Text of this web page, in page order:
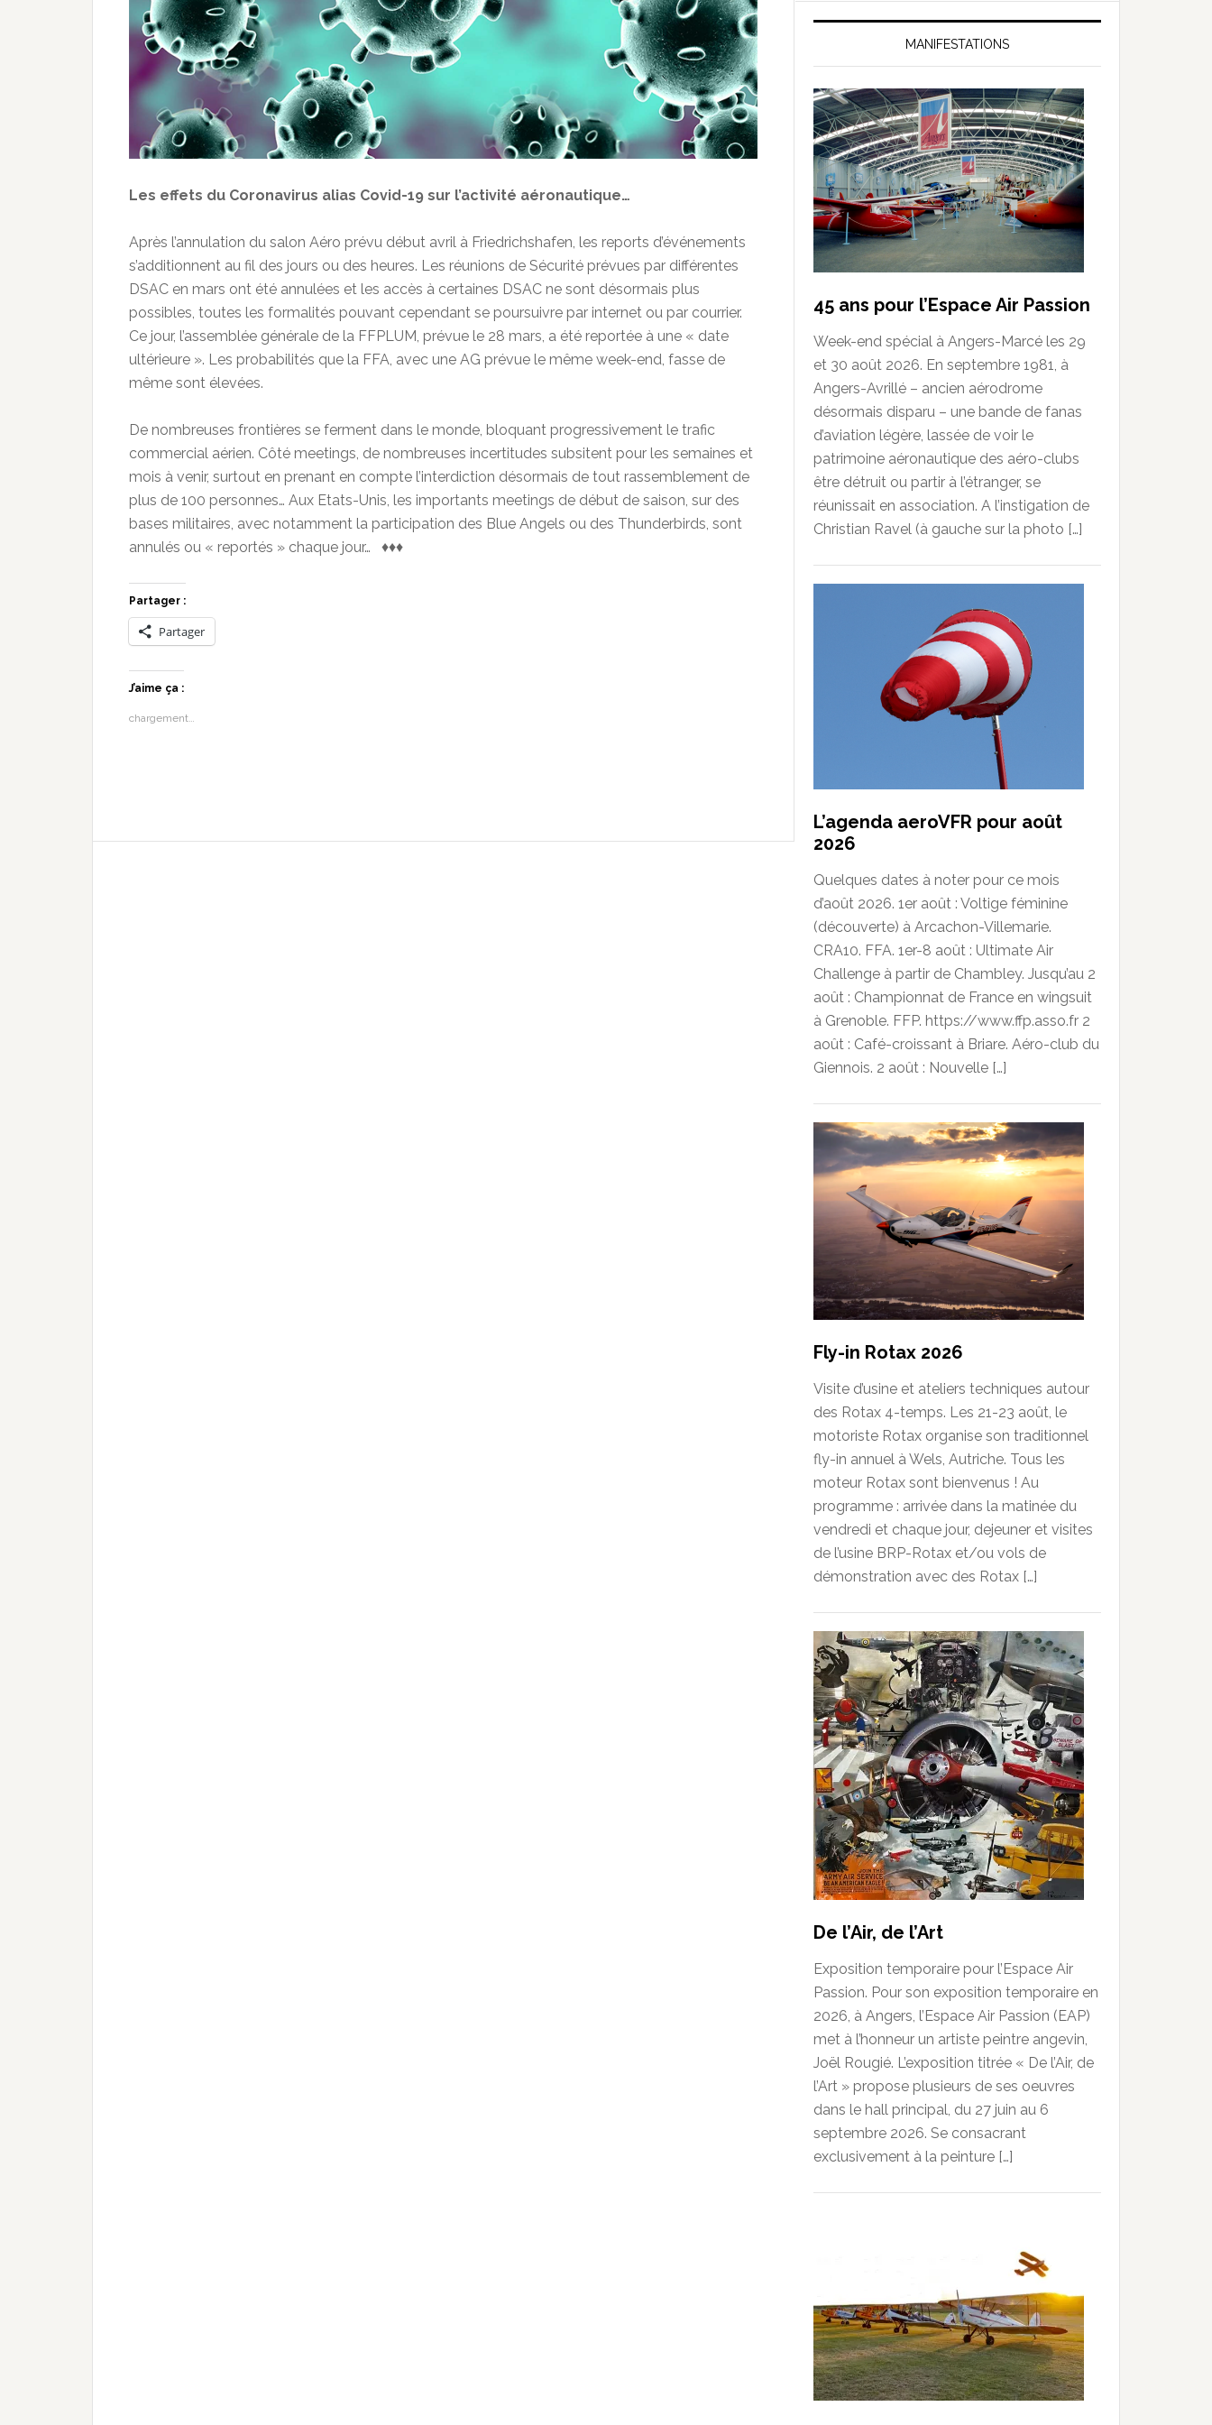
Les effets du Coronavirus alias Covid-19 sur l’activité aéronautique…
Après l’annulation du salon Aéro prévu début avril à Friedrichshafen, les reports d’événements
s’additionnent au fil des jours ou des heures. Les réunions de Sécurité prévues par différentes
DSAC en mars ont été annulées et les accès à certaines DSAC ne sont désormais plus
possibles, toutes les formalités pouvant cependant se poursuivre par internet ou par courrier.
Ce jour, l’assemblée générale de la FFPLUM, prévue le 28 mars, a été reportée à une « date
ultérieure ». Les probabilités que la FFA, avec une AG prévue le même week-end, fasse de
même sont élevées.
De nombreuses frontières se ferment dans le monde, bloquant progressivement le trafic
commercial aérien. Côté meetings, de nombreuses incertitudes subsitent pour les semaines et
mois à venir, surtout en prenant en compte l’interdiction désormais de tout rassemblement de
plus de 100 personnes… Aux Etats-Unis, les importants meetings de début de saison, sur des
bases militaires, avec notamment la participation des Blue Angels ou des Thunderbirds, sont
annulés ou « reportés » chaque jour… ♦♦♦
Partager :
Partager
J’aime ça :
chargement…
MANIFESTATIONS
45 ans pour l’Espace Air Passion
Week-end spécial à Angers-Marcé les 29
et 30 août 2026. En septembre 1981, à
Angers-Avrillé – ancien aérodrome
désormais disparu – une bande de fanas
d’aviation légère, lassée de voir le
patrimoine aéronautique des aéro-clubs
être détruit ou partir à l’étranger, se
réunissait en association. A l’instigation de
Christian Ravel (à gauche sur la photo […]
L’agenda aeroVFR pour août
2026
Quelques dates à noter pour ce mois
d’août 2026. 1er août : Voltige féminine
(découverte) à Arcachon-Villemarie.
CRA10. FFA. 1er-8 août : Ultimate Air
Challenge à partir de Chambley. Jusqu’au 2
août : Championnat de France en wingsuit
à Grenoble. FFP. https://www.ffp.asso.fr 2
août : Café-croissant à Briare. Aéro-club du
Giennois. 2 août : Nouvelle […]
Fly-in Rotax 2026
Visite d’usine et ateliers techniques autour
des Rotax 4-temps. Les 21-23 août, le
motoriste Rotax organise son traditionnel
fly-in annuel à Wels, Autriche. Tous les
moteur Rotax sont bienvenus ! Au
programme : arrivée dans la matinée du
vendredi et chaque jour, dejeuner et visites
de l’usine BRP-Rotax et/ou vols de
démonstration avec des Rotax […]
De l’Air, de l’Art
Exposition temporaire pour l’Espace Air
Passion. Pour son exposition temporaire en
2026, à Angers, l’Espace Air Passion (EAP)
met à l’honneur un artiste peintre angevin,
Joël Rougié. L’exposition titrée « De l’Air, de
l’Art » propose plusieurs de ses oeuvres
dans le hall principal, du 27 juin au 6
septembre 2026. Se consacrant
exclusivement à la peinture […]